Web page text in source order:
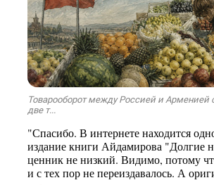
Товарооборот между Россией и Арменией
две т...
"Спасибо. В интернете находится
издание книги Айдамирова "Долгие
ценник не низкий. Видимо, потому
и с тех пор не переиздавалось. А